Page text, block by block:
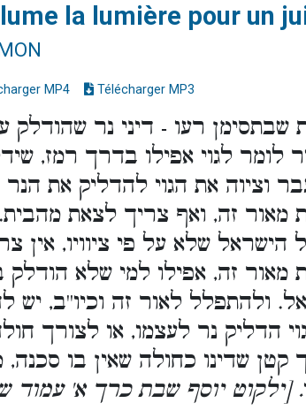
la lumière pour un
MP4 Télécharger MP3
שבתסימן רעו - דיני נר שהודלק
לומר לגוי אפילו בדרך רמז,
וציוה את הגוי להדליק את
מאור זה, ואף צריך לצאת
הישראל שלא על פי ציוויו, אין
מאור זה, אפילו למי שלא
ולהתפלל לאור זה וכיו''ב,
הדליק נר לעצמו, או לצורך
קטן שדינו כחולה שאין בו
. [ילקוט יוסף שבת כרך א' עמוד